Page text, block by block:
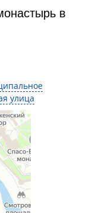
улица
в